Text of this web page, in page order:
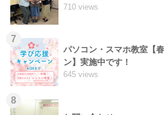
710 views
7
パソコン・スマホ教室【
ン】実施中です！
645 views
8